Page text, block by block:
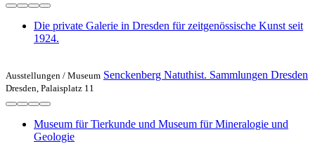
Die private Galerie in Dresden für zeitgenössische Kunst seit
1924.
Ausstellungen / Museum Senckenberg Natuthist. Sammlungen Dresden
Dresden, Palaisplatz 11
Museum für Tierkunde und Museum für Mineralogie und
Geologie